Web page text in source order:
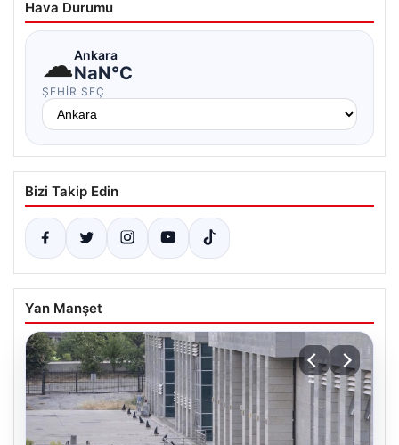
Hava Durumu
☁Ankara
NaN°C
ŞEHIR SEÇ
Bizi Takip Edin
Yan Manşet